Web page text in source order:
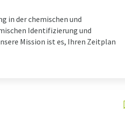
in der chemischen und
Identifizierung und
Mission ist es, Ihren Zeitplan